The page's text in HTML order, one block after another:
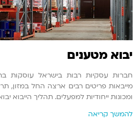
יבוא מטענים
חברות עסקיות רבות בישראל עוסקות
מייבאות פריטים רבים ארצה החל במזון,
ומכונות ייחודיות למפעלים. תהליך הייבוא
להמשך קריאה